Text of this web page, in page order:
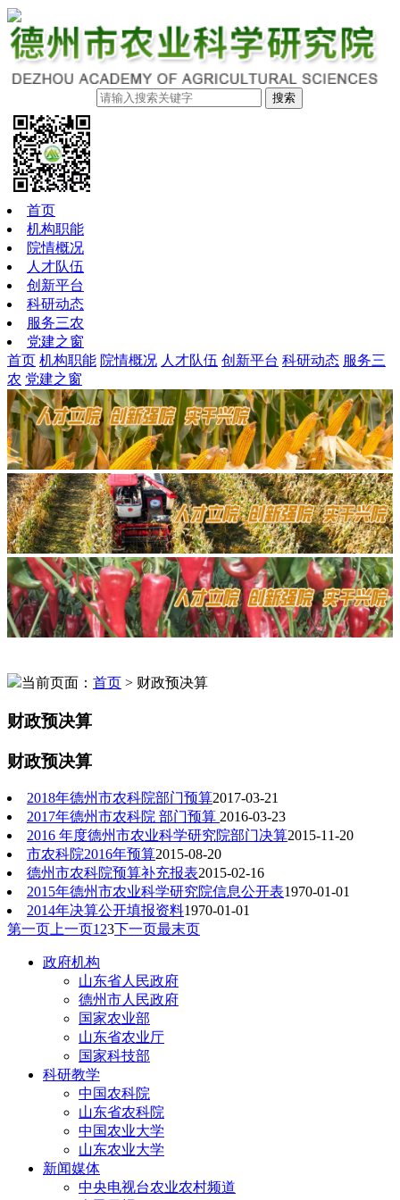
搜索
首页
机构职能
院情概况
人才队伍
创新平台
科研动态
服务三农
党建之窗
首页 机构职能 院情概况 人才队伍 创新平台 科研动态 服务三
农 党建之窗
当前页面： 首页 > 财政预决算
财政预决算
财政预决算
2018年德州市农科院部门预算2017-03-21
2017年德州市农科院 部门预算 2016-03-23
2016 年度德州市农业科学研究院部门决算2015-11-20
市农科院2016年预算2015-08-20
德州市农科院预算补充报表2015-02-16
2015年德州市农业科学研究院信息公开表1970-01-01
2014年决算公开填报资料1970-01-01
第一页 上一页1 23下一页最末页
政府机构
山东省人民政府
德州市人民政府
国家农业部
山东省农业厅
国家科技部
科研教学
中国农科院
山东省农科院
中国农业大学
山东农业大学
新闻媒体
中央电视台农业农村频道